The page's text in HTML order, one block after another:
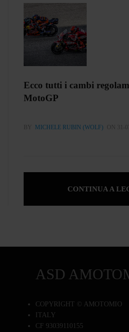
Ecco tutti i cambi
MotoGP
BY MICHELE RUBIN (WOLF) ON 31-
CONTINUA A
ASD
COPYRIGHT © AMOTOMIO
ITALY
CF 93039110155